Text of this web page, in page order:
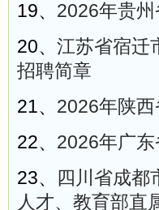
19、 2026年贵
20、 江苏省宿迁
招聘简章
21、 2026年陕
22、 2026年广
23、
四川省成都
人才、教育部直